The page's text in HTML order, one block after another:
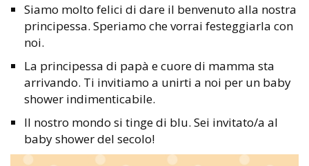
Siamo molto felici di dare il benvenuto alla nostra
principessa. Speriamo che vorrai festeggiarla con
noi.
La principessa di papà e cuore di mamma sta
arrivando. Ti invitiamo a unirti a noi per un baby
shower indimenticabile.
Il nostro mondo si tinge di blu. Sei invitato/a al
baby shower del secolo!